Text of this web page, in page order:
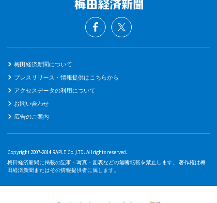
梅田経済新聞について
プレスリリース・情報提供はこちらから
アクセスデータの利用について
お問い合わせ
広告のご案内
Copyright 2007-2014 RAPLE Co.,LTD. All rights reserved.
梅田経済新聞に掲載の記事・写真・図表などの無断転載を禁止します。 著作権は梅
田経済新聞またはその情報提供者に属します。